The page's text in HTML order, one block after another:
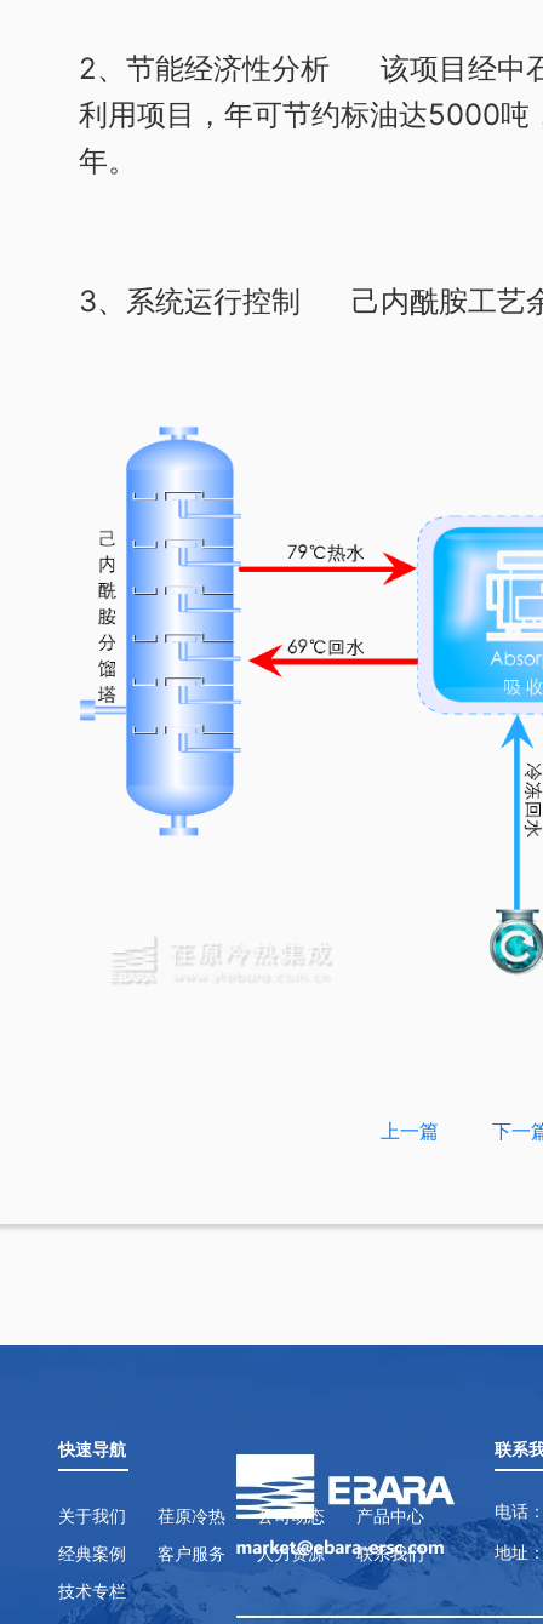
2、节能经济性分析 该项目经中
利用项目，年可节约标油达5000吨
年。
3、系统运行控制 己内酰胺工艺
上一篇 下一
快速导航
关于我们 荏原冷热 公司动态
产品中心
经典案例
客户服务 人力资源
联系我们
技术专栏
联系
电话
地址